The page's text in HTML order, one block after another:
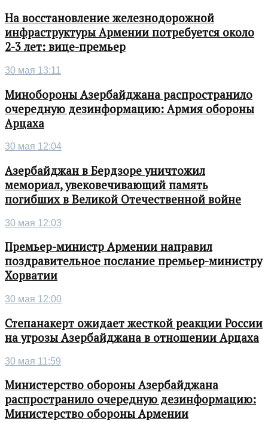
На восстановление железнодорожной
инфраструктуры Армении потребуется около
2-3 лет: вице-премьер
30 мая 13:11
Минобороны Азербайджана распространило
очередную дезинформацию: Армия обороны
Арцаха
30 мая 12:04
Азербайджан в Бердзоре уничтожил
мемориал, увековечивающий память
погибших в Великой Отечественной войне
30 мая 12:03
Премьер-министр Армении направил
поздравительное послание премьер-министру
Хорватии
30 мая 12:00
Степанакерт ожидает жесткой реакции России
на угрозы Азербайджана в отношении Арцаха
30 мая 11:59
Министерство обороны Азербайджана
распространило очередную дезинформацию:
Министерство обороны Армении